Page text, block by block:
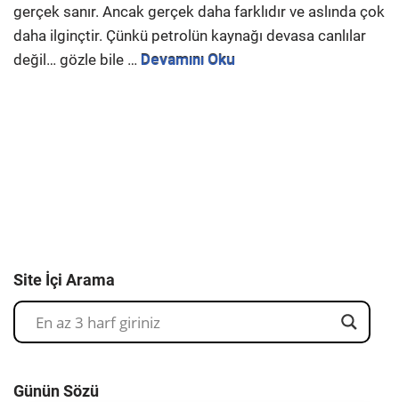
gerçek sanır. Ancak gerçek daha farklıdır ve aslında çok
daha ilginçtir. Çünkü petrolün kaynağı devasa canlılar
değil… gözle bile … Devamını Oku
Site İçi Arama
Günün Sözü